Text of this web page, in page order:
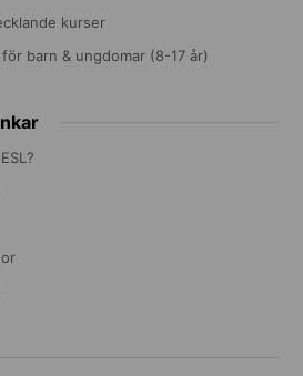
kurser
barn & ungdomar (8-17 år)